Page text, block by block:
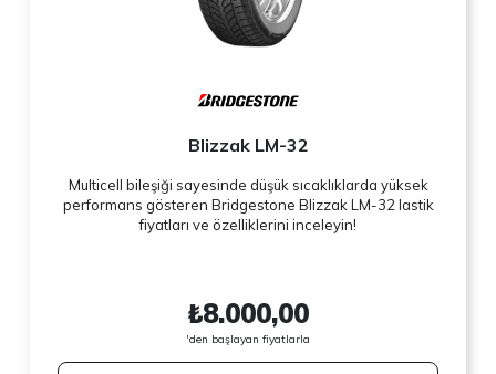
Blizzak LM-32
Multicell bileşiği sayesinde düşük sıcaklıklarda yüksek
performans gösteren Bridgestone Blizzak LM-32 lastik
fiyatları ve özelliklerini inceleyin!
₺8.000,00
'den başlayan fiyatlarla